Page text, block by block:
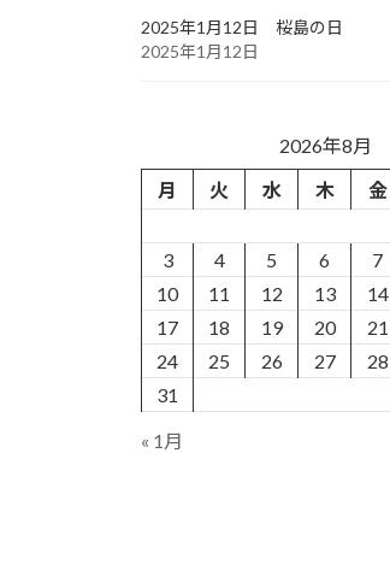
2025年1月12日 桜島の日
2025年1月12日
2026年8月
月
火 水 木 金
3
4 5 6 7
10
11 12 13 14
17
18 19 20 21
24
25 26 27 28
31
« 1月